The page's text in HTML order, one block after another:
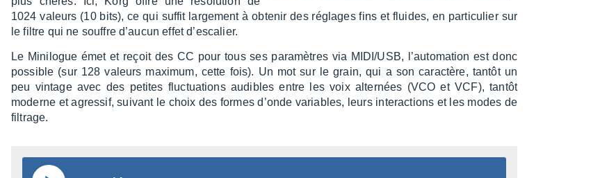
1024 valeurs (10 bits), ce qui suffit large­ment à obte­nir des réglages fins et fluides, en parti­cu­lier sur
le filtre qui ne souffre d’au­cun effet d’es­ca­lier.
Le Mini­logue émet et reçoit des CC pour tous ses para­mètres via MIDI/USB, l’au­to­ma­tion est donc
possible (sur 128 valeurs maxi­mum, cette fois). Un mot sur le grain, qui a son carac­tère, tantôt un
peu vintage avec des petites fluc­tua­tions audibles entre les voix alter­nées (VCO et VCF), tantôt
moderne et agres­sif, suivant le choix des formes d’onde variables, leurs inter­ac­tions et les modes de
filtrage.